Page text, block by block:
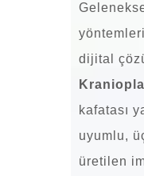
dijital
kafatası
uyumlu,
üretilen